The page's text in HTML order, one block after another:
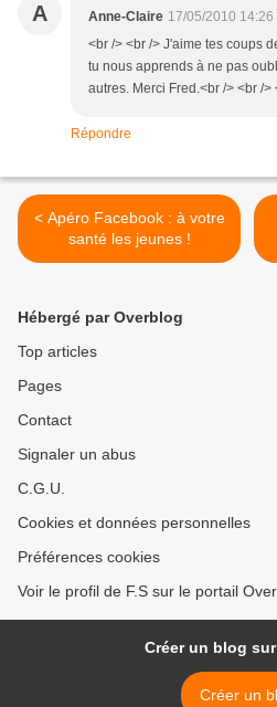
A Anne-Claire 17/05/2010 14:26
<br /> <br /> J'aime tes coups
tu nous apprends à ne pas
autres. Merci Fred.<br /> <br />
Répondre
< Apéro Facebook : à votre
santé les jeunes !
Hébergé par Overblog
Top articles
Pages
Contact
Signaler un abus
C.G.U.
Cookies et données personnelles
Préférences cookies
Voir le profil de F.S sur le portail
Créer un blog
Créer un